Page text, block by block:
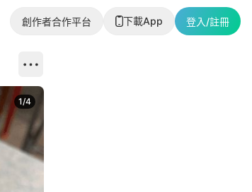
創作者合作平台 下載App 登入/註冊
1/4